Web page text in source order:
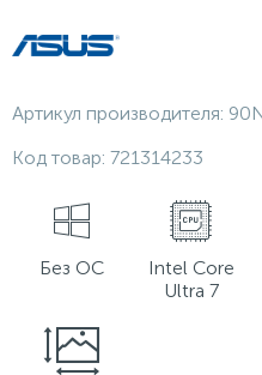
Артикул производителя:
Код товар: 721314233
Без ОС
Intel Core
Ultra 7